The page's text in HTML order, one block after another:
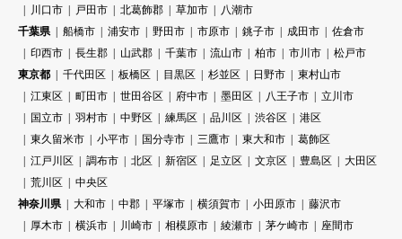
川口市
戸田市 北葛飾郡 草加市
八潮市
千葉県
船橋市 浦安市 野田市 市原市 銚子市 成田市
佐倉市
印西市
長生郡 山武郡 千葉市 流山市 柏市 市川市
松戸市
東京都
千代田区 板橋区 目黒区 杉並区 日野市
東村山市
江東区
町田市 世田谷区 府中市 墨田区 八王子市
立川市
国立市
羽村市 中野区 練馬区 品川区 渋谷区
港区
東久留米市
小平市 国分寺市 三鷹市 東大和市
葛飾区
江戸川区
調布市 北区 新宿区 足立区 文京区 豊島区
大田区
荒川区
中央区
神奈川県
大和市 中郡 平塚市 横須賀市 小田原市
藤沢市
厚木市
横浜市 川崎市 相模原市 綾瀬市 茅ケ崎市
座間市